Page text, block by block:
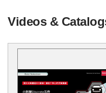
Videos &